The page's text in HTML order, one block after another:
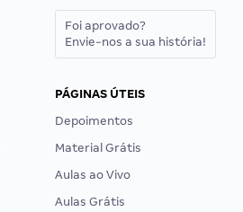
Foi aprovado?
Envie-nos a sua história!
PÁGINAS ÚTEIS
Depoimentos
Material Grátis
Aulas ao Vivo
Aulas Grátis